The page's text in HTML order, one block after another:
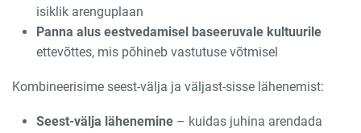
isiklik arenguplaan
Panna alus eestvedamisel baseeruvale kultuurile
ettevõttes, mis põhineb vastutuse võtmisel
Kombineerisime seest-välja ja väljast-sisse lähenemist:
Seest-välja lähenemine – kuidas juhina arendada